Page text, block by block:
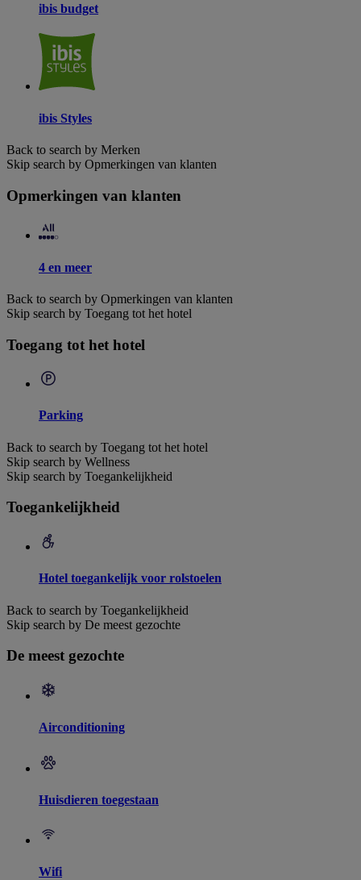
ibis budget
ibis Styles
Back to search by Merken
Skip search by Opmerkingen van klanten
Opmerkingen van klanten
4 en meer
Back to search by Opmerkingen van klanten
Skip search by Toegang tot het hotel
Toegang tot het hotel
Parking
Back to search by Toegang tot het hotel
Skip search by Wellness
Skip search by Toegankelijkheid
Toegankelijkheid
Hotel toegankelijk voor rolstoelen
Back to search by Toegankelijkheid
Skip search by De meest gezochte
De meest gezochte
Airconditioning
Huisdieren toegestaan
Wifi